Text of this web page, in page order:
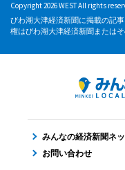
Copyright 2026 WEST All rights
びわ湖大津経済新聞に掲載の記
権はびわ湖大津経済新聞または
みんなの経済新聞ネ
お問い合わせ